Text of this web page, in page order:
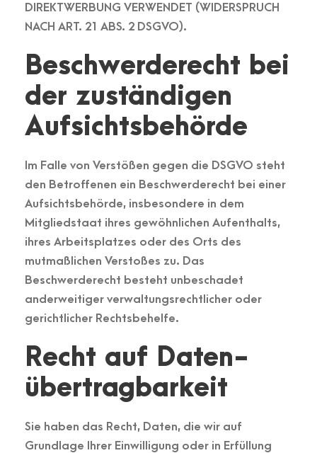
DIREKTWERBUNG VERWENDET (WIDERSPRUCH
NACH ART. 21 ABS. 2 DSGVO).
Beschwerde­recht bei
der zuständigen
Aufsichts­behörde
Im Falle von Verstößen gegen die DSGVO steht
den Betroffenen ein Beschwerderecht bei einer
Aufsichtsbehörde, insbesondere in dem
Mitgliedstaat ihres gewöhnlichen Aufenthalts,
ihres Arbeitsplatzes oder des Orts des
mutmaßlichen Verstoßes zu. Das
Beschwerderecht besteht unbeschadet
anderweitiger verwaltungsrechtlicher oder
gerichtlicher Rechtsbehelfe.
Recht auf Daten­
übertrag­barkeit
Sie haben das Recht, Daten, die wir auf
Grundlage Ihrer Einwilligung oder in Erfüllung